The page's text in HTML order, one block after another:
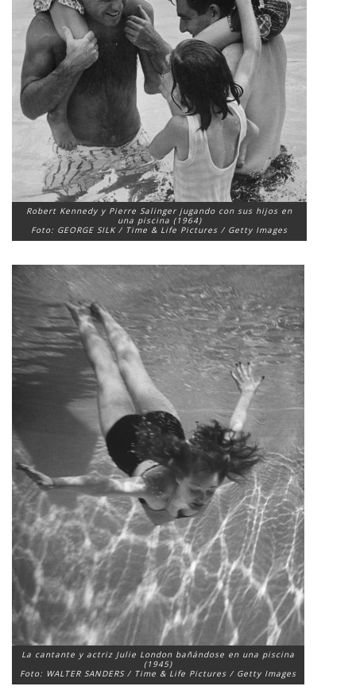
Robert Kennedy y Pierre Salinger jugando con sus hijos en
una piscina (1964)
Foto: GEORGE SILK / Time & Life Pictures / Getty Images
La cantante y actriz Julie London bañándose en una piscina
(1945)
Foto: WALTER SANDERS / Time & Life Pictures / Getty Images